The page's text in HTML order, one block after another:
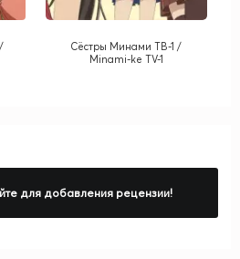
Сёстры Минами ТВ-1 /
Minami-ke TV-1
для добавления рецензии!